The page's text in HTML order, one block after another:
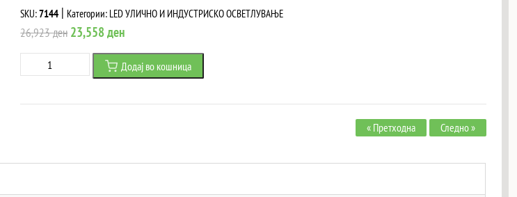
SKU:7144 | Категории: LED УЛИЧНО И ИНДУСТРИСКО ОСВЕТЛУВАЊЕ
26,923ден Original
price
23,558денCurrent
price
is:
DMX/SPI
КОНТРОЛЕР
ИЗЛЕЗНИ
Додај во кошница
« Претходна Следно »